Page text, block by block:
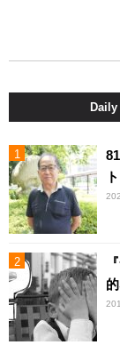
Daily